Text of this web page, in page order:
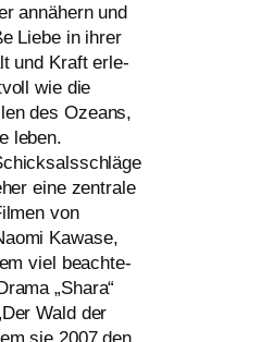
annä­hern und
Liebe in ihrer
und Kraft erle­
wie die
des Ozeans,
leben.
eine zen­tra­le
von
Kawase,
viel beach­te­
„Shara“
Wald der
sie 2007 den